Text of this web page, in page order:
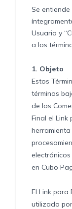
Se
Usuario y
a los
1. Objeto
Estos
términos
de los
Final el Link
en Cubo
El Link para
utilizado